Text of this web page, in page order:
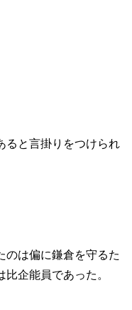
ると言掛りをつけられ
のは偏に鎌倉を守るた
企能員であった。